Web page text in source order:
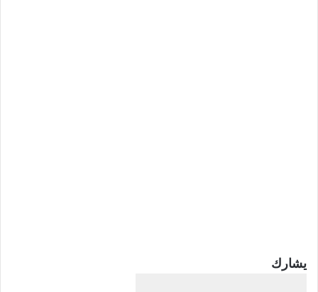
يشارك